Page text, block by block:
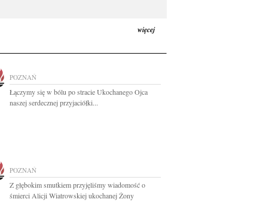
więcej
POZNAŃ
Łączymy się w bólu po stracie Ukochanego Ojca
naszej serdecznej przyjaciółki...
POZNAŃ
Z głębokim smutkiem przyjęliśmy wiadomość o
śmierci Alicji Wiatrowskiej ukochanej Żony